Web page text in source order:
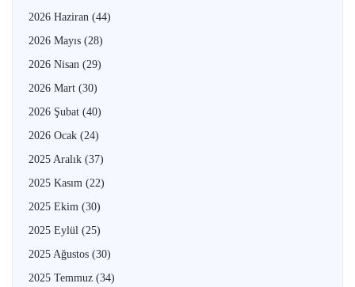
2026 Haziran (44)
2026 Mayıs (28)
2026 Nisan (29)
2026 Mart (30)
2026 Şubat (40)
2026 Ocak (24)
2025 Aralık (37)
2025 Kasım (22)
2025 Ekim (30)
2025 Eylül (25)
2025 Ağustos (30)
2025 Temmuz (34)